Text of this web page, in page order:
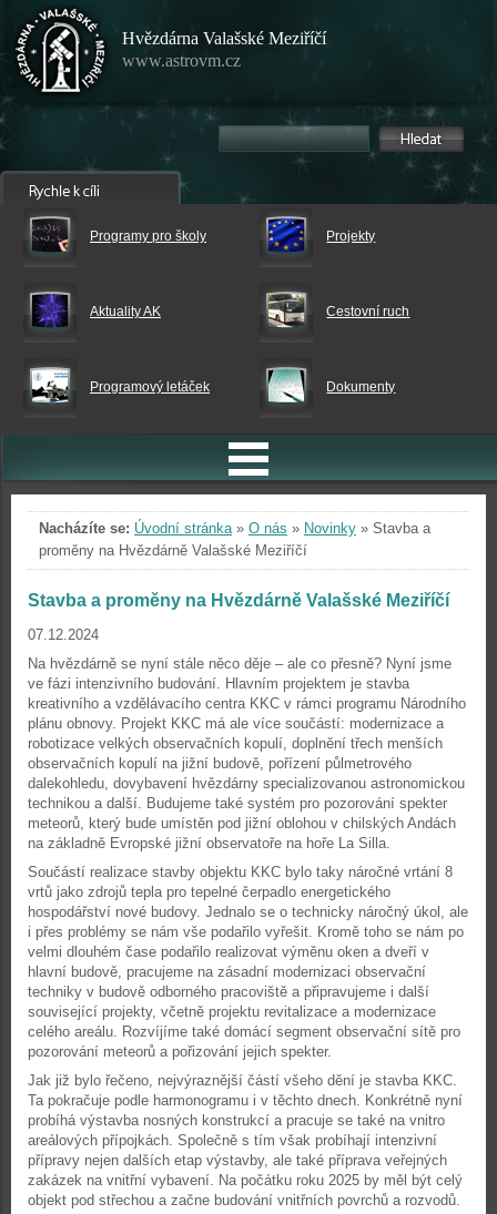
Hvězdárna Valašské Meziříčí
www.astrovm.cz
Programy pro školy Projekty
Aktuality AK Cestovní ruch
Programový letáček Dokumenty
Nacházíte se: Úvodní stránka» O nás » Novinky » Stavba a
proměny na Hvězdárně Valašské Meziříčí
Stavba a proměny na Hvězdárně Valašské Meziříčí
07.12.2024
Na hvězdárně se nyní stále něco děje – ale co přesně? Nyní jsme
ve fázi intenzivního budování. Hlavním projektem je stavba
kreativního a vzdělávacího centra KKC v rámci programu Národního
plánu obnovy. Projekt KKC má ale více součástí: modernizace a
robotizace velkých observačních kopulí, doplnění třech menších
observačních kopulí na jižní budově, pořízení půlmetrového
dalekohledu, dovybavení hvězdárny specializovanou astronomickou
technikou a další. Budujeme také systém pro pozorování spekter
meteorů, který bude umístěn pod jižní oblohou v chilských Andách
na základně Evropské jižní observatoře na hoře La Silla.
Součástí realizace stavby objektu KKC bylo taky náročné vrtání 8
vrtů jako zdrojů tepla pro tepelné čerpadlo energetického
hospodářství nové budovy. Jednalo se o technicky náročný úkol, ale
i přes problémy se nám vše podařilo vyřešit. Kromě toho se nám po
velmi dlouhém čase podařilo realizovat výměnu oken a dveří v
hlavní budově, pracujeme na zásadní modernizaci observační
techniky v budově odborného pracoviště a připravujeme i další
související projekty, včetně projektu revitalizace a modernizace
celého areálu. Rozvíjíme také domácí segment observační sítě pro
pozorování meteorů a pořizování jejich spekter.
Jak již bylo řečeno, nejvýraznější částí všeho dění je stavba KKC.
Ta pokračuje podle harmonogramu i v těchto dnech. Konkrétně nyní
probíhá výstavba nosných konstrukcí a pracuje se také na vnitro
areálových přípojkách. Společně s tím však probíhají intenzivní
přípravy nejen dalších etap výstavby, ale také příprava veřejných
zakázek na vnitřní vybavení. Na počátku roku 2025 by měl být celý
objekt pod střechou a začne budování vnitřních povrchů a rozvodů.